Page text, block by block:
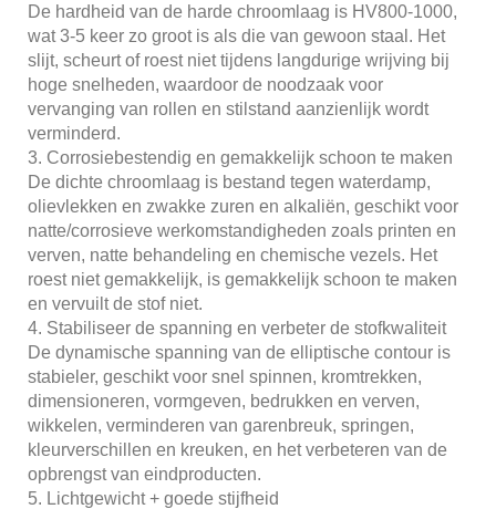
De hardheid van de harde chroomlaag is HV800-1000,
wat 3-5 keer zo groot is als die van gewoon staal. Het
slijt, scheurt of roest niet tijdens langdurige wrijving bij
hoge snelheden, waardoor de noodzaak voor
vervanging van rollen en stilstand aanzienlijk wordt
verminderd.
3. Corrosiebestendig en gemakkelijk schoon te maken
De dichte chroomlaag is bestand tegen waterdamp,
olievlekken en zwakke zuren en alkaliën, geschikt voor
natte/corrosieve werkomstandigheden zoals printen en
verven, natte behandeling en chemische vezels. Het
roest niet gemakkelijk, is gemakkelijk schoon te maken
en vervuilt de stof niet.
4. Stabiliseer de spanning en verbeter de stofkwaliteit
De dynamische spanning van de elliptische contour is
stabieler, geschikt voor snel spinnen, kromtrekken,
dimensioneren, vormgeven, bedrukken en verven,
wikkelen, verminderen van garenbreuk, springen,
kleurverschillen en kreuken, en het verbeteren van de
opbrengst van eindproducten.
5. Lichtgewicht + goede stijfheid